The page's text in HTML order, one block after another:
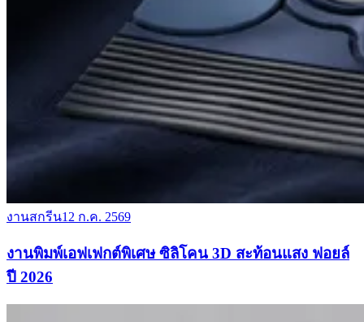
งานสกรีน12 ก.ค. 2569
งานพิมพ์เอฟเฟกต์พิเศษ ซิลิโคน 3D สะท้อนแสง ฟอยล์
ปี 2026